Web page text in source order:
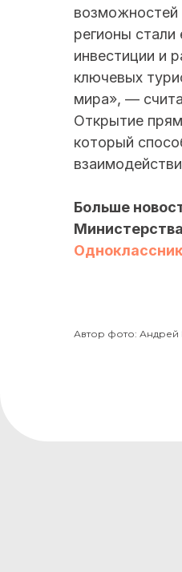
регионы
инвестиции и
ключевых
мира», —
Открытие
который
Больше
Автор фото: